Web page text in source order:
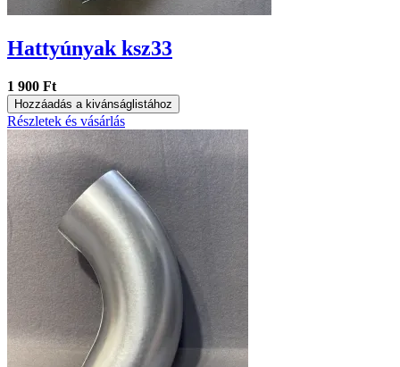
Hattyúnyak ksz33
1 900 Ft
Hozzáadás a kivánságlistához
Részletek és vásárlás